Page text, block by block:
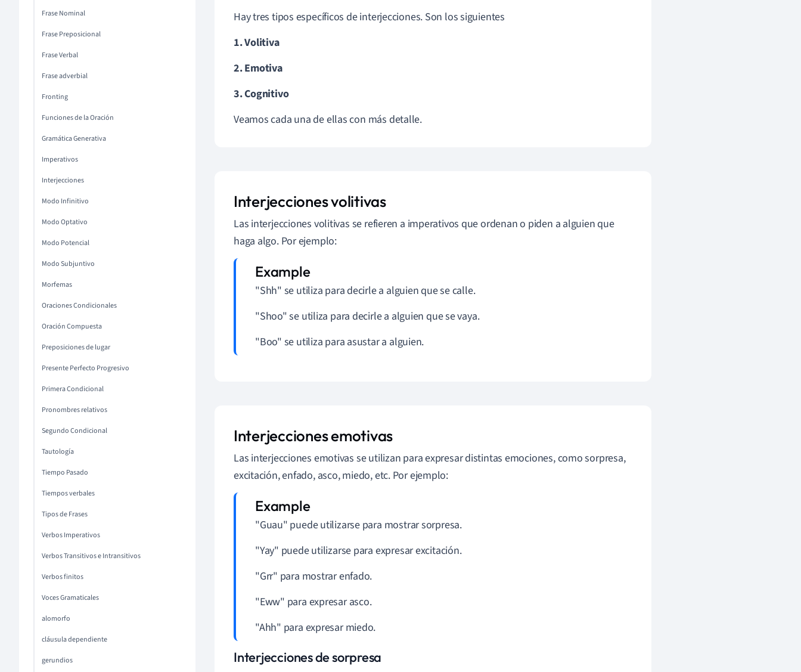
Frase Nominal
Frase Preposicional
Frase Verbal
Frase adverbial
Fronting
Funciones de la Oración
Gramática Generativa
Imperativos
Interjecciones
Modo Infinitivo
Modo Optativo
Modo Potencial
Modo Subjuntivo
Morfemas
Oraciones Condicionales
Oración Compuesta
Preposiciones de lugar
Presente Perfecto Progresivo
Primera Condicional
Pronombres relativos
Segundo Condicional
Tautología
Tiempo Pasado
Tiempos verbales
Tipos de Frases
Verbos Imperativos
Verbos Transitivos e Intransitivos
Verbos finitos
Voces Gramaticales
alomorfo
cláusula dependiente
gerundios
Hay tres tipos específicos de interjecciones. Son los siguientes
1. Volitiva
2. Emotiva
3. Cognitivo
Veamos cada una de ellas con más detalle.
Interjecciones volitivas
Las interjecciones volitivas se refieren a imperativos que ordenan o piden a alguien que
haga algo. Por ejemplo:
"Shh" se utiliza para decirle a alguien que se calle.
"Shoo" se utiliza para decirle a alguien que se vaya.
"Boo" se utiliza para asustar a alguien.
Interjecciones emotivas
Las interjecciones emotivas se utilizan para expresar distintas emociones, como sorpresa,
excitación, enfado, asco, miedo, etc. Por ejemplo:
"Guau" puede utilizarse para mostrar sorpresa.
"Yay" puede utilizarse para expresar excitación.
"Grr" para mostrar enfado.
"Eww" para expresar asco.
"Ahh" para expresar miedo.
Interjecciones de sorpresa